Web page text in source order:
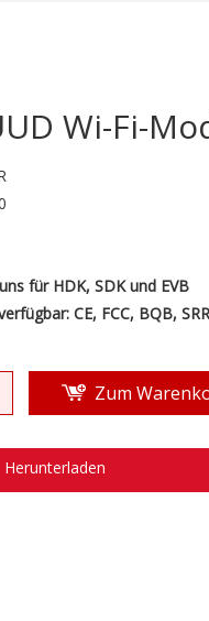
Wi-Fi-
für HDK, SDK und EVB
CE, FCC, BQB,
Zum
Herunterladen